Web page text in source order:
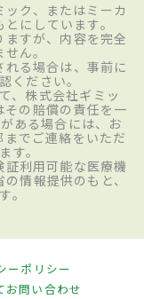
ク、またはミーカ
にしています。
すが、内容を完全
ん。
る場合は、事前に
ください。
、株式会社ギミッ
の賠償の責任を一
ある場合には、お
でご連絡をいただ
す。
利用可能な医療機
情報提供のもと、
。
ーポリシー
お問い合わせ